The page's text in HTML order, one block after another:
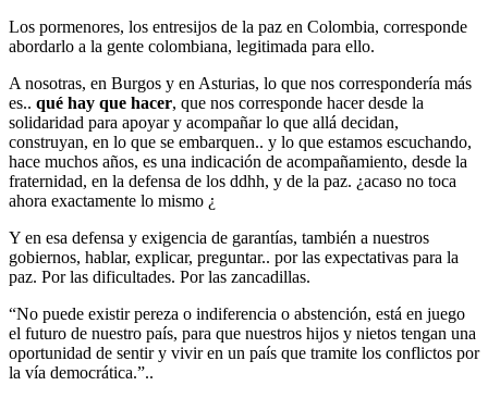
Los pormenores, los entresijos de la paz en Colombia, corresponde
abordarlo a la gente colombiana, legitimada para ello.
A nosotras, en Burgos y en Asturias, lo que nos correspondería más
es.. qué hay que hacer, que nos corresponde hacer desde la
solidaridad para apoyar y acompañar lo que allá decidan,
construyan, en lo que se embarquen.. y lo que estamos escuchando,
hace muchos años, es una indicación de acompañamiento, desde la
fraternidad, en la defensa de los ddhh, y de la paz. ¿acaso no toca
ahora exactamente lo mismo ¿
Y en esa defensa y exigencia de garantías, también a nuestros
gobiernos, hablar, explicar, preguntar.. por las expectativas para la
paz. Por las dificultades. Por las zancadillas.
“No puede existir pereza o indiferencia o abstención, está en juego
el futuro de nuestro país, para que nuestros hijos y nietos tengan una
oportunidad de sentir y vivir en un país que tramite los conflictos por
la vía democrática.”..